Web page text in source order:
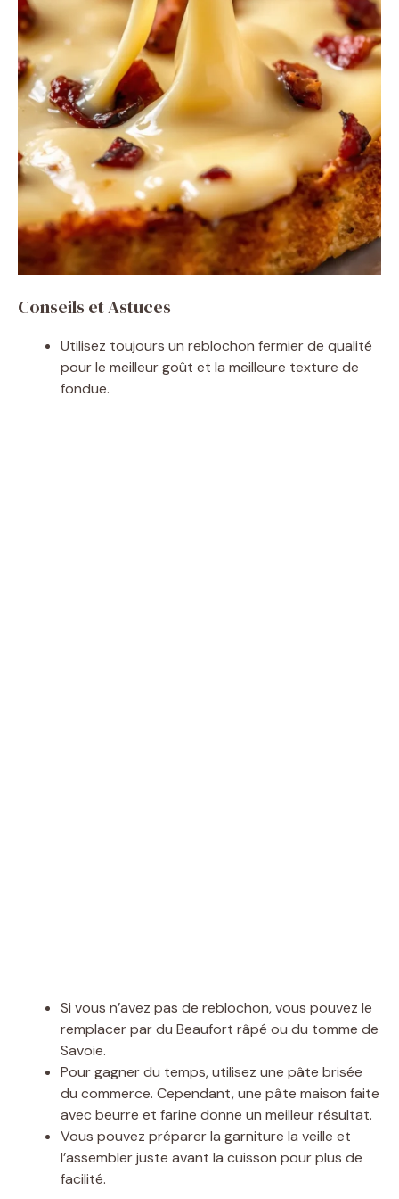
Conseils et Astuces
Utilisez toujours un reblochon fermier de qualité
pour le meilleur goût et la meilleure texture de
fondue.
Si vous n’avez pas de reblochon, vous pouvez le
remplacer par du Beaufort râpé ou du tomme de
Savoie.
Pour gagner du temps, utilisez une pâte brisée
du commerce. Cependant, une pâte maison faite
avec beurre et farine donne un meilleur résultat.
Vous pouvez préparer la garniture la veille et
l’assembler juste avant la cuisson pour plus de
facilité.